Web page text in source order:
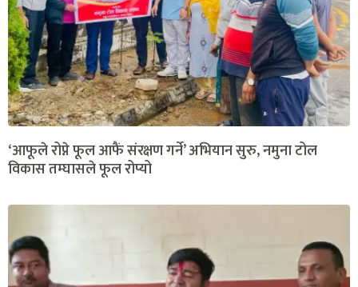
‘आफूले रोप्ने फूल आफैं संरक्षण गर्ने’ अभियान सुरु, नमुना टोल
विकास तम्घासले फूल रोप्यो